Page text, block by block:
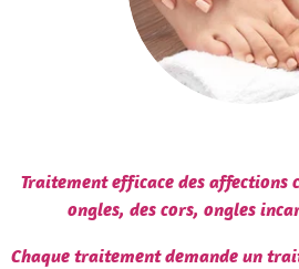
Traitement efficace des affections
ongles, des cors, ongles
Chaque traitement demande un